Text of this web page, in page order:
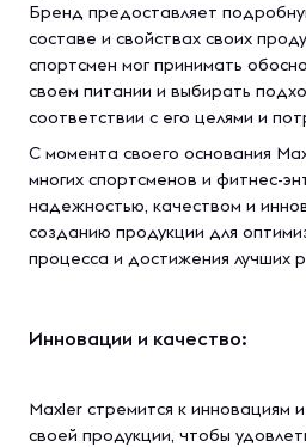
Бренд предоставляет
составе и свойствах своих
спортсмен мог принимать
своем питании и выбирать
соответствии с его целями и
С момента своего основания
многих спортсменов и фитнес-
надежностью, качеством и
созданию продукции для
процесса и достижения лучших
Инновации и качество:
Maxler стремится к инновациям
своей продукции, чтобы